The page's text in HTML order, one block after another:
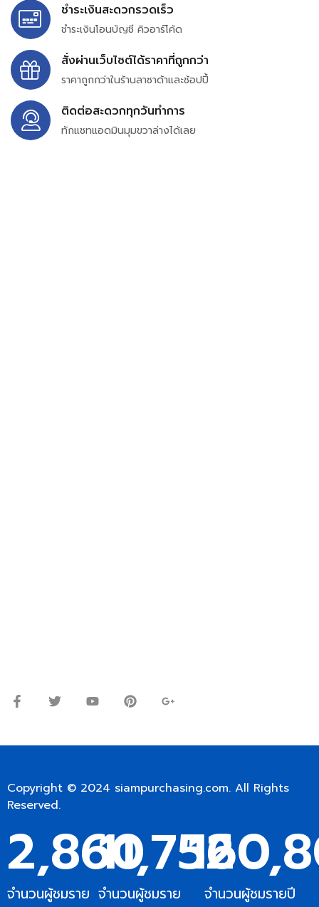
ชำระเงินสะดวกรวดเร็ว
ชำระเงินโอนบัญชี คิวอาร์โค้ด
สั่งผ่านเว็บไซต์ได้ราคาที่ถูกกว่า
ราคาถูกกว่าในร้านลาซาด้าและช้อปปี้
ติดต่อสะดวกทุกวันทำการ
ทักแชทแอดมินมุมขวาล่างได้เลย
Copyright © 2024 siampurchasing.com. All Rights
Reserved.
จำนวนผู้ชมราย
2,861
จำนวนผู้ชมราย
11,753
จำนวนผู้ชมรายปี